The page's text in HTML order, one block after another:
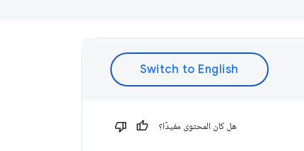
هل كان المحتوى مفيدًا؟